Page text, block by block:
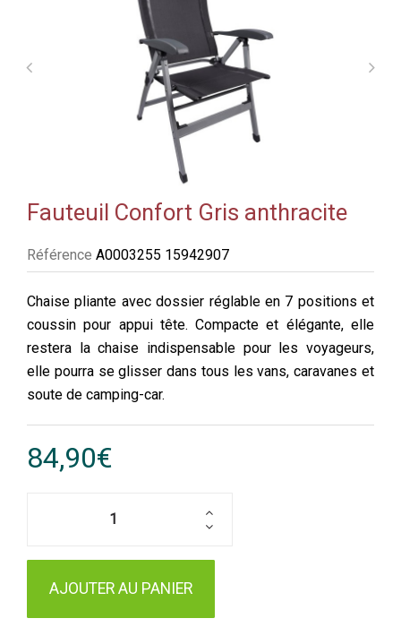
Fauteuil Confort Gris anthracite
Référence A0003255 15942907
Chaise pliante avec dossier réglable en 7 positions et
coussin pour appui tête. Compacte et élégante, elle
restera la chaise indispensable pour les voyageurs,
elle pourra se glisser dans tous les vans, caravanes et
soute de camping-car.
84,90€
AJOUTER AU PANIER